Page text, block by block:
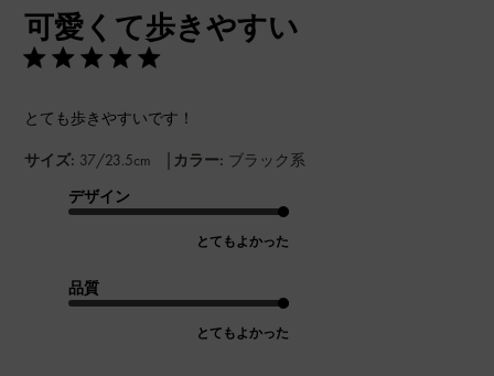
可愛くて歩きやすい
とても歩きやすいです！
サイズ: 37/23.5cm | カラー: ブラック系
デザイン
とてもよかった
品質
とてもよかった